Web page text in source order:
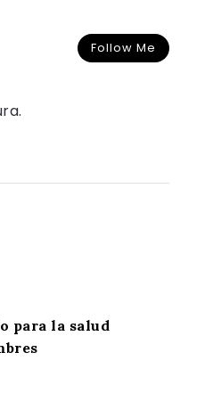
Follow Me
para la salud